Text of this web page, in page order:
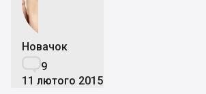
Новачок
9
11 лютого 2015